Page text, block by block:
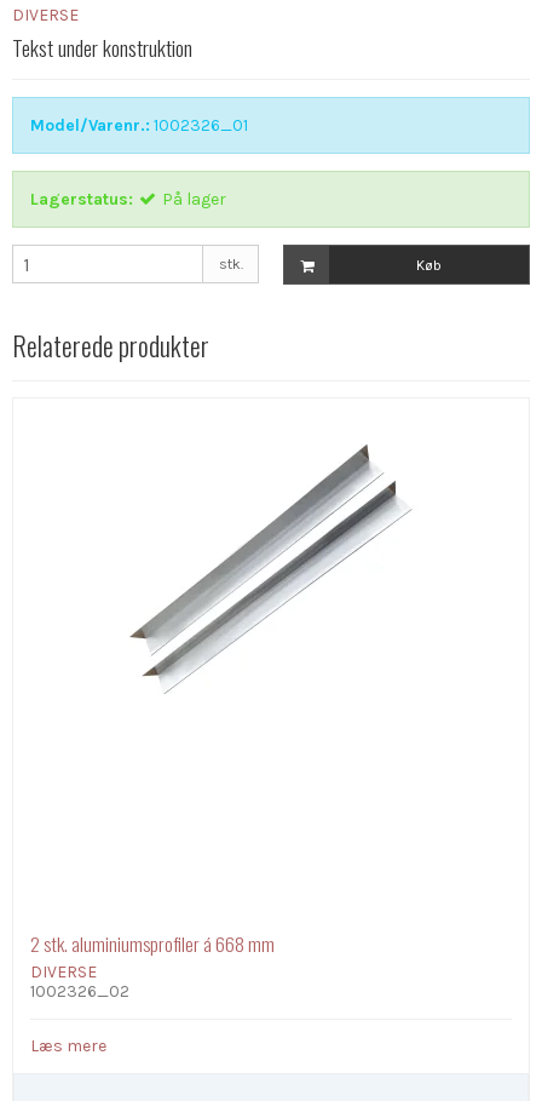
DIVERSE
Tekst under konstruktion
Model/Varenr.: 1002326_01
Lagerstatus: På lager
stk. Køb
Relaterede produkter
2 stk. aluminiumsprofiler á 668 mm
DIVERSE
1002326_02
Læs mere